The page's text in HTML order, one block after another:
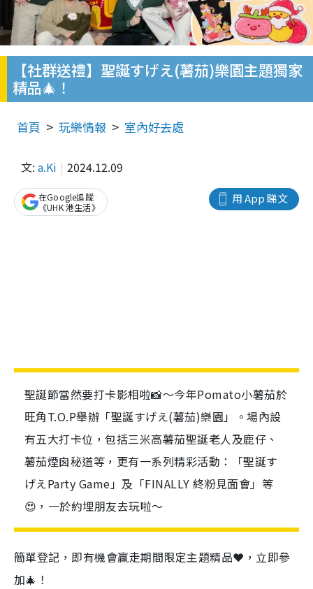
【社群送禮】聖誕すげえ(薯茄)樂園主題獨家
精品🎄！
首頁 玩樂情報 室內好去處
文: a.Ki 2024.12.09
用 App 睇文
在Google追蹤
《UHK 港生活》
聖誕節當然要打卡影相啦📸～今年Pomato小薯茄於
旺角T.O.P舉辦「聖誕すげえ(薯茄)樂園」。場內設
有五大打卡位，包括三米高薯茄聖誕老人及鹿仔、
薯茄煙囪秘道等，更有一系列精彩活動：「聖誕す
げえParty Game」及「FINALLY 終粉見面會」等
😍，一於約埋朋友去玩啦～
簡單登記，即有機會贏走期間限定主題精品❤️，立即參
加🎄！